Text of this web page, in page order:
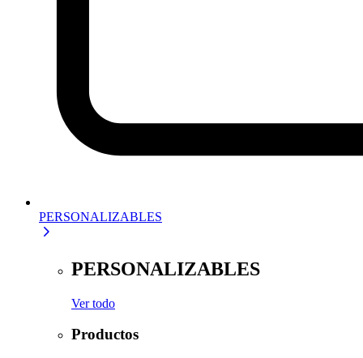
PERSONALIZABLES
PERSONALIZABLES
Ver todo
Productos